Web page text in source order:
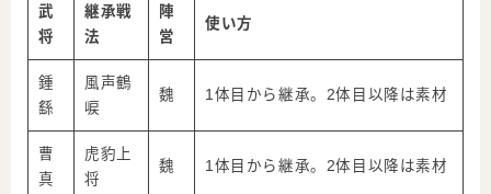
武
将
継承戦
法
陣
営
使い方
鍾
繇
風声鶴
唳
魏 1体目から継承。2体目以降は素材
曹
真
虎豹上
将
魏 1体目から継承。2体目以降は素材